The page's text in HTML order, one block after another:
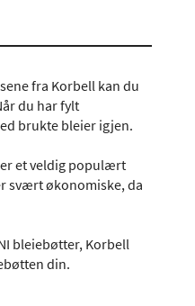
fra Korbell kan du
du har fylt
brukte bleier igjen.
er et veldig populært
svært økonomiske, da
bleiebøtter, Korbell
din.